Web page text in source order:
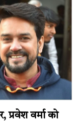
प्रवेश वर्मा को